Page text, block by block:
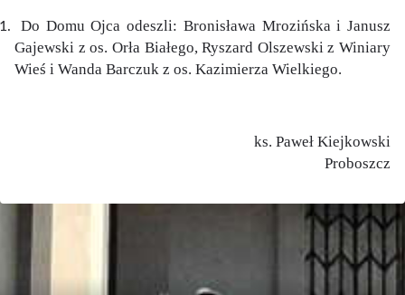
Do Domu Ojca odeszli: Bronisława Mrozińska i Janusz
Gajewski z os. Orła Białego, Ryszard Olszewski z Winiary
Wieś i Wanda Barczuk z os. Kazimierza Wielkiego.
ks. Paweł Kiejkowski
Proboszcz